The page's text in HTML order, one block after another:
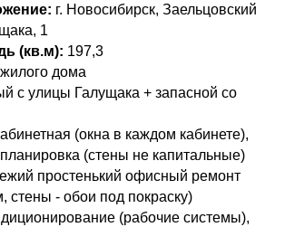
г. Новосибирск, Заельцовский
1
(кв.м): 197,3
дома
с улицы Галущака + запасной со
(окна в каждом кабинете),
(стены не капитальные)
простенький офисный ремонт
стены - обои под покраску)
(рабочие системы),